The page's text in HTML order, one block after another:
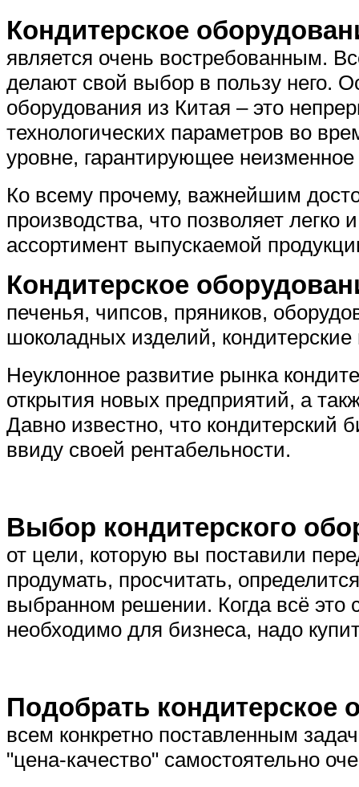
Кондитерское
является очень востребованным.
делают свой выбор в пользу него.
оборудования из Китая – это
технологических параметров во
уровне, гарантирующее неизменное
Ко всему прочему, важнейшим
производства, что позволяет
ассортимент выпускаемой
Кондитерское
печенья, чипсов, пряников,
шоколадных изделий, кондитерские
Неуклонное развитие рынка
открытия новых предприятий, а
Давно известно, что кондитерский
ввиду своей рентабельности.
Выбор кондитерского
от цели, которую вы поставили
продумать, просчитать,
выбранном решении. Когда всё это
необходимо для бизнеса, надо
Подобрать кондитерское
всем конкретно поставленным
"цена-качество" самостоятельно